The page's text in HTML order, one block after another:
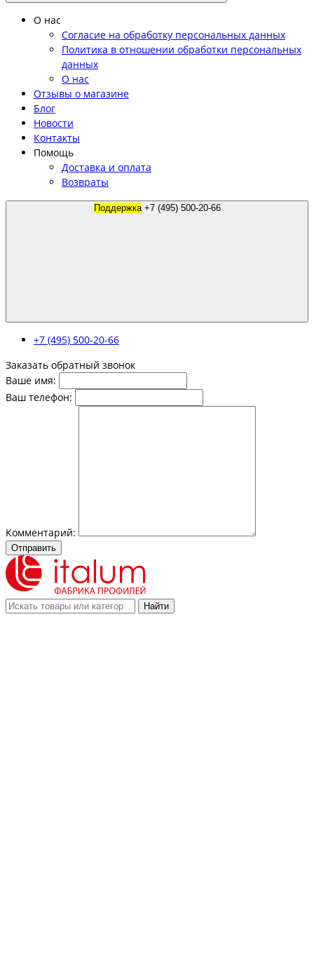
О нас
Согласие на обработку персональных данных
Политика в отношении обработки персональных
данных
О нас
Отзывы о магазине
Блог
Новости
Контакты
Помощь
Доставка и оплата
Возвраты
Поддержка +7 (495) 500-20-66
+7 (495) 500-20-66
Заказать обратный звонок
Ваше имя:
Ваш телефон:
Комментарий:
Отправить
Найти